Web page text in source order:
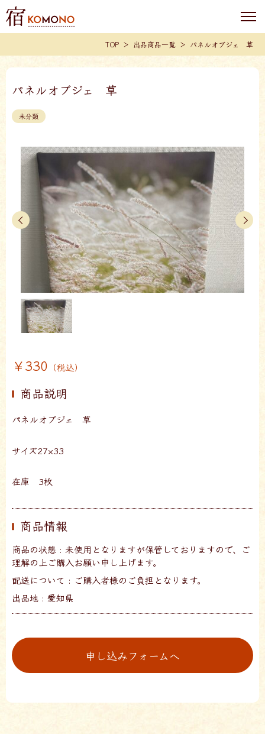
TOP 出品商品一覧 パネルオブジェ 草
パネルオブジェ 草
未分類
￥330 （税込）
商品説明
パネルオブジェ 草
サイズ27×33
在庫 3枚
商品情報
商品の状態 : 未使用となりますが保管しておりますので、ご
理解の上ご購入お願い申し上げます。
配送について : ご購入者様のご負担となります。
出品地 : 愛知県
申し込みフォームへ